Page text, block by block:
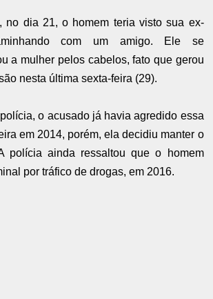
no dia 21, o homem teria visto sua ex-
com um amigo. Ele se
a mulher pelos cabelos, fato que gerou
nesta última sexta-feira (29).
o acusado já havia agredido essa
em 2014, porém, ela decidiu manter o
polícia ainda ressaltou que o homem
por tráfico de drogas, em 2016.